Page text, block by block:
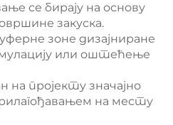
се бирају на основу
закуска.
зоне дизајниране
или оштећење
на пројекту значајно
на месту